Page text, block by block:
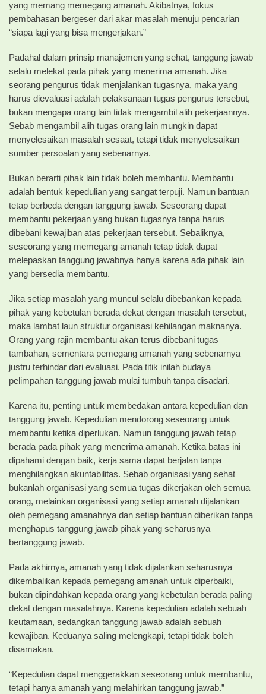
yang memang memegang amanah. Akibatnya, fokus
pembahasan bergeser dari akar masalah menuju pencarian
“siapa lagi yang bisa mengerjakan.”
Padahal dalam prinsip manajemen yang sehat, tanggung jawab
selalu melekat pada pihak yang menerima amanah. Jika
seorang pengurus tidak menjalankan tugasnya, maka yang
harus dievaluasi adalah pelaksanaan tugas pengurus tersebut,
bukan mengapa orang lain tidak mengambil alih pekerjaannya.
Sebab mengambil alih tugas orang lain mungkin dapat
menyelesaikan masalah sesaat, tetapi tidak menyelesaikan
sumber persoalan yang sebenarnya.
Bukan berarti pihak lain tidak boleh membantu. Membantu
adalah bentuk kepedulian yang sangat terpuji. Namun bantuan
tetap berbeda dengan tanggung jawab. Seseorang dapat
membantu pekerjaan yang bukan tugasnya tanpa harus
dibebani kewajiban atas pekerjaan tersebut. Sebaliknya,
seseorang yang memegang amanah tetap tidak dapat
melepaskan tanggung jawabnya hanya karena ada pihak lain
yang bersedia membantu.
Jika setiap masalah yang muncul selalu dibebankan kepada
pihak yang kebetulan berada dekat dengan masalah tersebut,
maka lambat laun struktur organisasi kehilangan maknanya.
Orang yang rajin membantu akan terus dibebani tugas
tambahan, sementara pemegang amanah yang sebenarnya
justru terhindar dari evaluasi. Pada titik inilah budaya
pelimpahan tanggung jawab mulai tumbuh tanpa disadari.
Karena itu, penting untuk membedakan antara kepedulian dan
tanggung jawab. Kepedulian mendorong seseorang untuk
membantu ketika diperlukan. Namun tanggung jawab tetap
berada pada pihak yang menerima amanah. Ketika batas ini
dipahami dengan baik, kerja sama dapat berjalan tanpa
menghilangkan akuntabilitas. Sebab organisasi yang sehat
bukanlah organisasi yang semua tugas dikerjakan oleh semua
orang, melainkan organisasi yang setiap amanah dijalankan
oleh pemegang amanahnya dan setiap bantuan diberikan tanpa
menghapus tanggung jawab pihak yang seharusnya
bertanggung jawab.
Pada akhirnya, amanah yang tidak dijalankan seharusnya
dikembalikan kepada pemegang amanah untuk diperbaiki,
bukan dipindahkan kepada orang yang kebetulan berada paling
dekat dengan masalahnya. Karena kepedulian adalah sebuah
keutamaan, sedangkan tanggung jawab adalah sebuah
kewajiban. Keduanya saling melengkapi, tetapi tidak boleh
disamakan.
“Kepedulian dapat menggerakkan seseorang untuk membantu,
tetapi hanya amanah yang melahirkan tanggung jawab.”